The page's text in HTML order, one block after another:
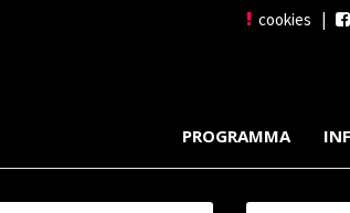
cookies |
PROGRAMMA